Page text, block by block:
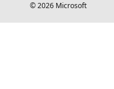
© 2026 Microsoft